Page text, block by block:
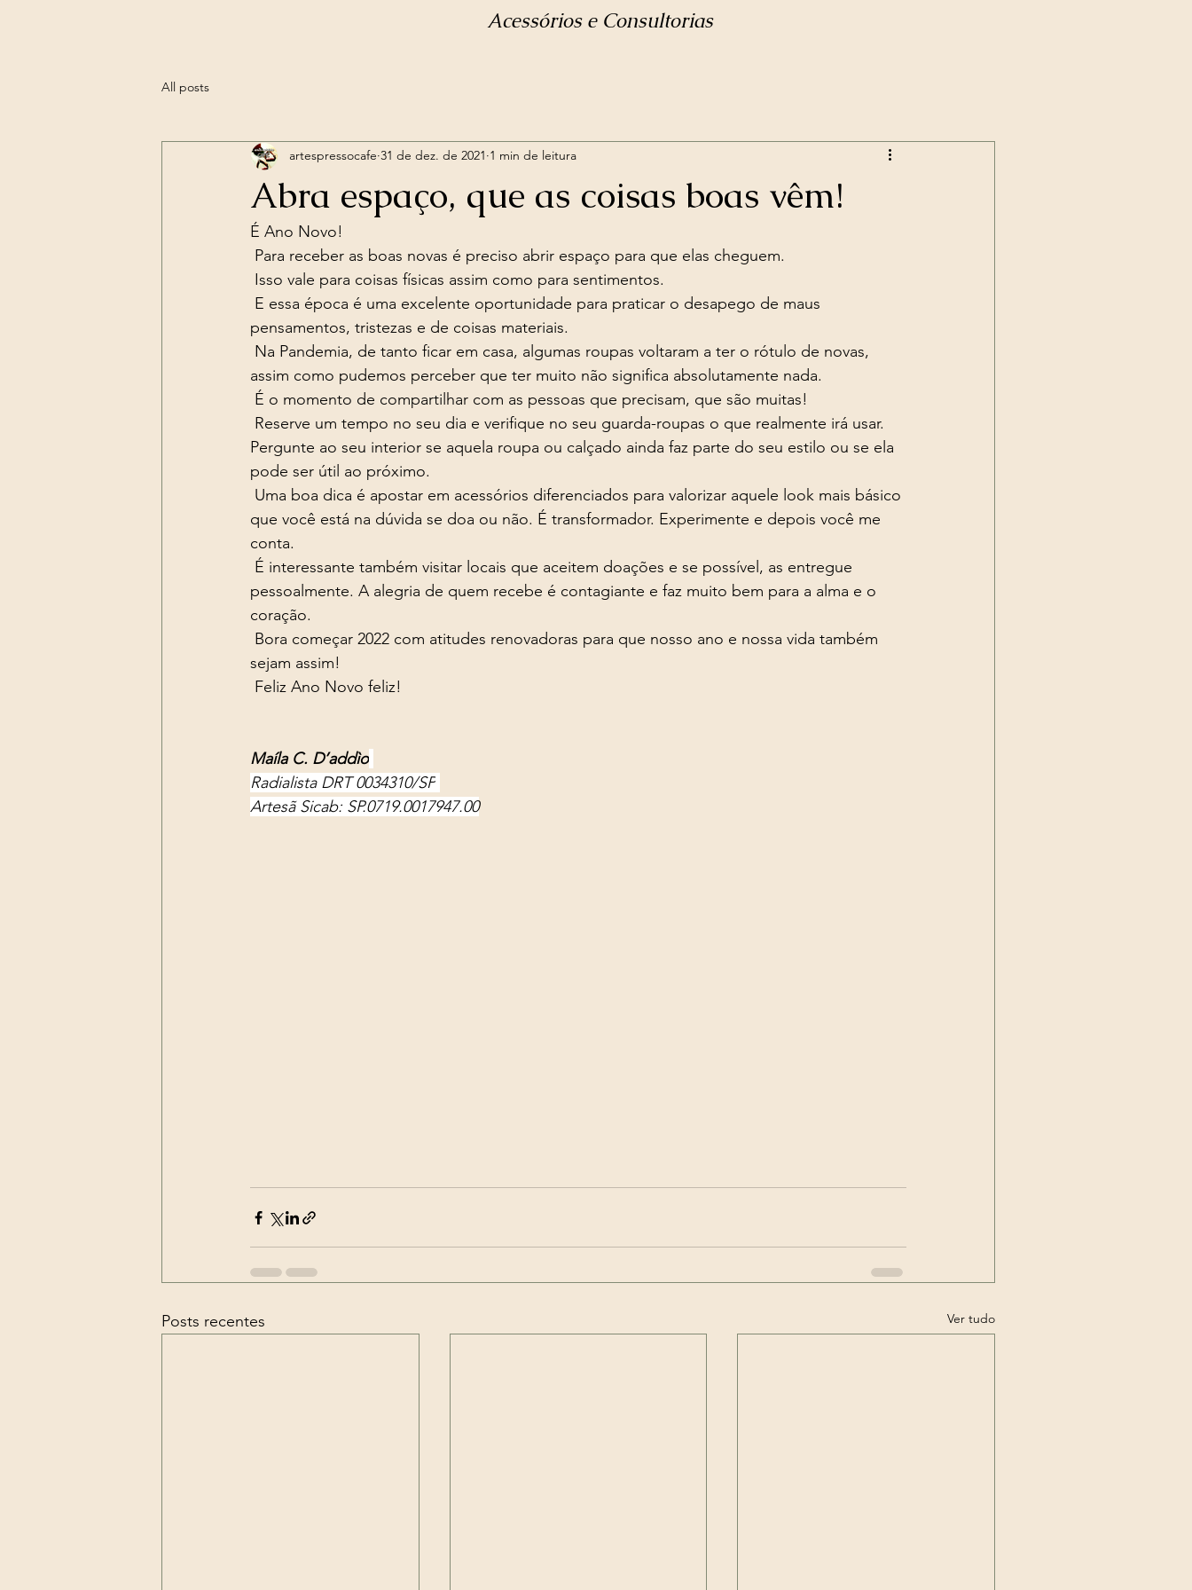
Acessórios e Consultorias
All posts
Abra espaço, que as coisas boas vêm!
artespressocafe 31 de dez. de 2021 1 min de leitura
É Ano Novo!
Para receber as boas novas é preciso abrir espaço para que elas cheguem.
Isso vale para coisas físicas assim como para sentimentos.
pensamentos, tristezas e de coisas materiais.
assim como pudemos perceber que ter muito não significa absolutamente nada.
É o momento de compartilhar com as pessoas que precisam, que são muitas!
Pergunte ao seu interior se aquela roupa ou calçado ainda faz parte do seu estilo ou se ela
pode ser útil ao próximo.
que você está na dúvida se doa ou não. É transformador. Experimente e depois você me
conta.
pessoalmente. A alegria de quem recebe é contagiante e faz muito bem para a alma e o
coração.
sejam assim!
Feliz Ano Novo feliz!
Maíla C. D’addìo
Radialista DRT 0034310/SP
Artesã Sicab: SP.0719.0017947.00
Posts recentes Ver tudo